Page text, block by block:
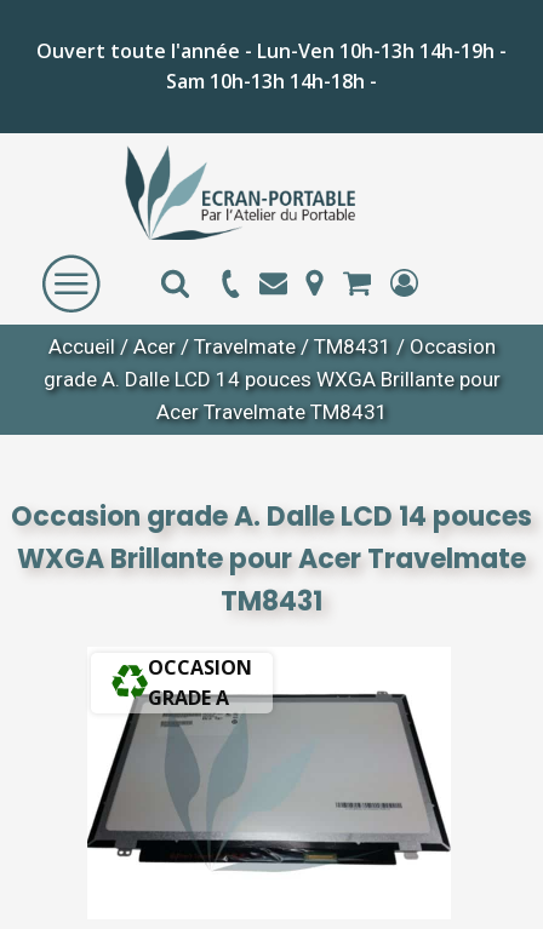
Ouvert toute l'année - Lun-Ven 10h-13h 14h-19h -
Sam 10h-13h 14h-18h -
Accueil/ Acer/ Travelmate/ TM8431 / Occasion
grade A. Dalle LCD 14 pouces WXGA Brillante pour
Acer Travelmate TM8431
Occasion grade A. Dalle LCD 14 pouces
WXGA Brillante pour Acer Travelmate
TM8431
OCCASION
GRADE A